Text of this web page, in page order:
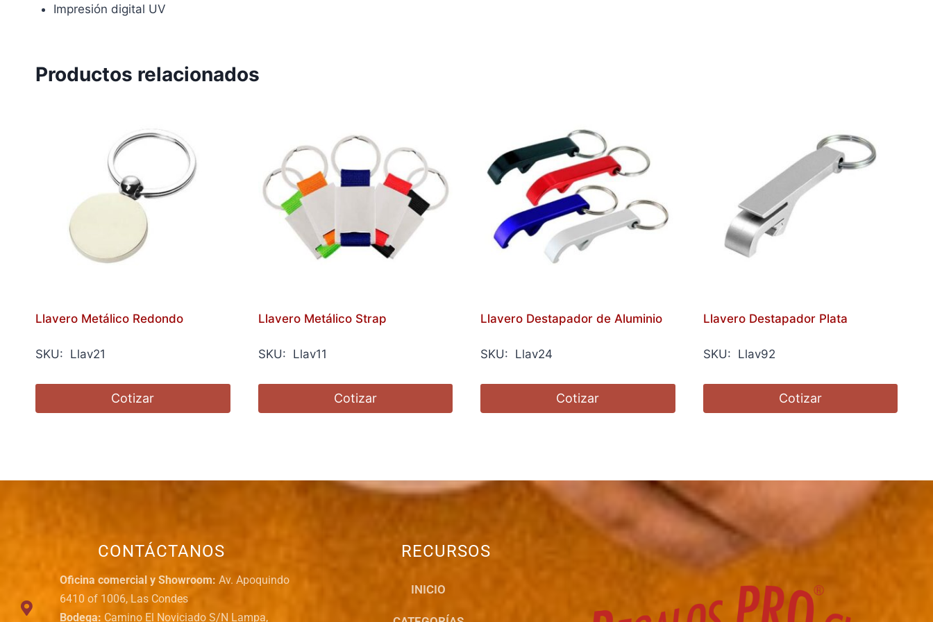
Impresión digital UV
Productos relacionados
Llavero Metálico Redondo
SKU: Llav21
Cotizar
Llavero Metálico Strap
SKU: Llav11
Cotizar
Llavero Destapador de Aluminio
SKU: Llav24
Cotizar
Llavero Destapador Plata
SKU: Llav92
Cotizar
CONTÁCTANOS
Oficina comercial y Showroom: Av. Apoquindo
6410 of 1006, Las Condes
Bodega: Camino El Noviciado S/N Lampa,
RECURSOS
INICIO